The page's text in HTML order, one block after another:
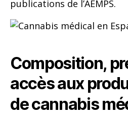
publications de l’AEMPS.
Composition,
accès aux
de cannabis